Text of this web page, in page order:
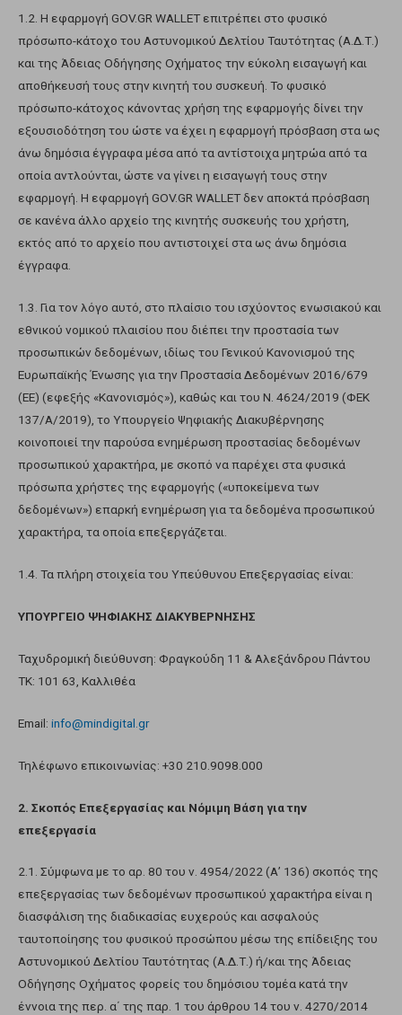
1.2. Η εφαρμογή GOV.GR WALLET επιτρέπει στο φυσικό
πρόσωπο-κάτοχο του Αστυνομικού Δελτίου Ταυτότητας (Α.Δ.Τ.)
και της Άδειας Οδήγησης Οχήματος την εύκολη εισαγωγή και
αποθήκευσή τους στην κινητή του συσκευή. Το φυσικό
πρόσωπο-κάτοχος κάνοντας χρήση της εφαρμογής δίνει την
εξουσιοδότηση του ώστε να έχει η εφαρμογή πρόσβαση στα ως
άνω δημόσια έγγραφα μέσα από τα αντίστοιχα μητρώα από τα
οποία αντλούνται, ώστε να γίνει η εισαγωγή τους στην
εφαρμογή. Η εφαρμογή GOV.GR WALLET δεν αποκτά πρόσβαση
σε κανένα άλλο αρχείο της κινητής συσκευής του χρήστη,
εκτός από το αρχείο που αντιστοιχεί στα ως άνω δημόσια
έγγραφα.
1.3. Για τον λόγο αυτό, στο πλαίσιο του ισχύοντος ενωσιακού και
εθνικού νομικού πλαισίου που διέπει την προστασία των
προσωπικών δεδομένων, ιδίως του Γενικού Κανονισμού της
Ευρωπαϊκής Ένωσης για την Προστασία Δεδομένων 2016/679
(EE) (εφεξής «Κανονισμός»), καθώς και του Ν. 4624/2019 (ΦΕΚ
137/Α/2019), το Υπουργείο Ψηφιακής Διακυβέρνησης
κοινοποιεί την παρούσα ενημέρωση προστασίας δεδομένων
προσωπικού χαρακτήρα, με σκοπό να παρέχει στα φυσικά
πρόσωπα χρήστες της εφαρμογής («υποκείμενα των
δεδομένων») επαρκή ενημέρωση για τα δεδομένα προσωπικού
χαρακτήρα, τα οποία επεξεργάζεται.
1.4. Τα πλήρη στοιχεία του Υπεύθυνου Επεξεργασίας είναι:
ΥΠΟΥΡΓΕΙΟ ΨΗΦΙΑΚΗΣ ΔΙΑΚΥΒΕΡΝΗΣΗΣ
Ταχυδρομική διεύθυνση: Φραγκούδη 11 & Αλεξάνδρου Πάντου
ΤΚ: 101 63, Καλλιθέα
Email: info@mindigital.gr
Τηλέφωνο επικοινωνίας: +30 210.9098.000
2. Σκοπός Επεξεργασίας και Νόμιμη Βάση για την
επεξεργασία
2.1. Σύμφωνα με τo αρ. 80 του ν. 4954/2022 (Α’ 136) σκοπός της
επεξεργασίας των δεδομένων προσωπικού χαρακτήρα είναι η
διασφάλιση της διαδικασίας ευχερούς και ασφαλούς
ταυτοποίησης του φυσικού προσώπου μέσω της επίδειξης του
Αστυνομικού Δελτίου Ταυτότητας (Α.Δ.Τ.) ή/και της Άδειας
Οδήγησης Οχήματος φορείς του δημόσιου τομέα κατά την
έννοια της περ. α΄ της παρ. 1 του άρθρου 14 του ν. 4270/2014